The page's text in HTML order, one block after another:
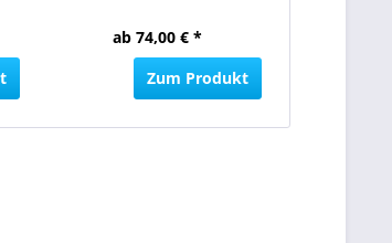
ab 74,00 € *
Zum Produkt